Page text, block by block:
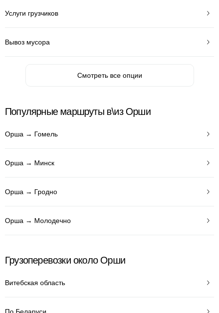
Услуги грузчиков
Вывоз мусора
Смотреть все опции
Популярные маршруты в\из Орши
Орша → Гомель
Орша → Минск
Орша → Гродно
Орша → Молодечно
Грузоперевозки около Орши
Витебская область
По Беларуси